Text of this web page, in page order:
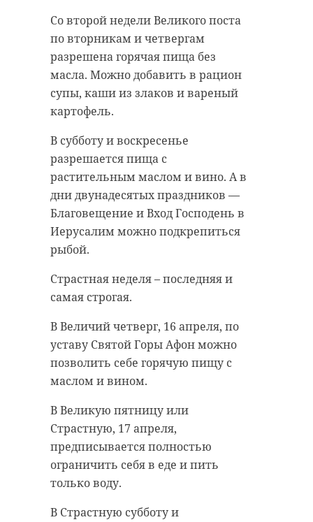
Со второй недели Великого поста
по вторникам и четвергам
разрешена горячая пища без
масла. Можно добавить в рацион
супы, каши из злаков и вареный
картофель.
В субботу и воскресенье
разрешается пища с
растительным маслом и вино. А в
дни двунадесятых праздников —
Благовещение и Вход Господень в
Иерусалим можно подкрепиться
рыбой.
Страстная неделя – последняя и
самая строгая.
В Величий четверг, 16 апреля, по
уставу Святой Горы Афон можно
позволить себе горячую пищу с
маслом и вином.
В Великую пятницу или
Cтрастную, 17 апреля,
предписывается полностью
ограничить себя в еде и пить
только воду.
В Страстную субботу и
24 ноября 2020, 19:15
...